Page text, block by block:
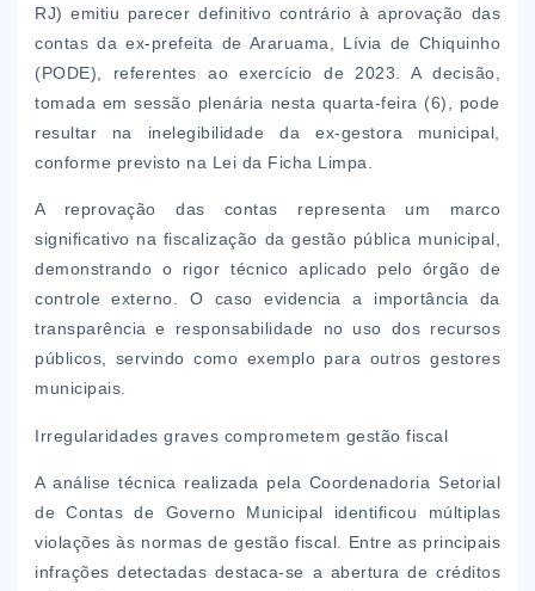
RJ) emitiu parecer definitivo contrário à aprovação das
contas da ex-prefeita de Araruama, Lívia de Chiquinho
(PODE), referentes ao exercício de 2023. A decisão,
tomada em sessão plenária nesta quarta-feira (6), pode
resultar na inelegibilidade da ex-gestora municipal,
conforme previsto na Lei da Ficha Limpa.
A reprovação das contas representa um marco
significativo na fiscalização da gestão pública municipal,
demonstrando o rigor técnico aplicado pelo órgão de
controle externo. O caso evidencia a importância da
transparência e responsabilidade no uso dos recursos
públicos, servindo como exemplo para outros gestores
municipais.
Irregularidades graves comprometem gestão fiscal
A análise técnica realizada pela Coordenadoria Setorial
de Contas de Governo Municipal identificou múltiplas
violações às normas de gestão fiscal. Entre as principais
infrações detectadas destaca-se a abertura de créditos